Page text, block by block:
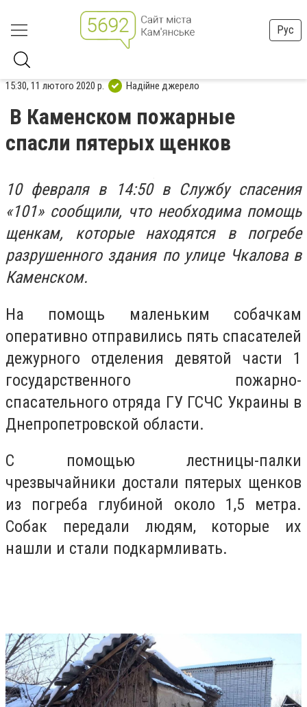
Рус
15:30, 11 лютого 2020 р. Надійне джерело
В Каменском пожарные
спасли пятерых щенков
10 февраля в 14:50 в Службу спасения
«101» сообщили, что необходима помощь
щенкам, которые находятся в погребе
разрушенного здания по улице Чкалова в
Каменском.
На помощь маленьким собачкам
оперативно отправились пять спасателей
дежурного отделения девятой части 1
государственного пожарно-
спасательного отряда ГУ ГСЧС Украины в
Днепропетровской области.
С помощью лестницы-палки
чрезвычайники достали пятерых щенков
из погреба глубиной около 1,5 метра.
Собак передали людям, которые их
нашли и стали подкармливать.